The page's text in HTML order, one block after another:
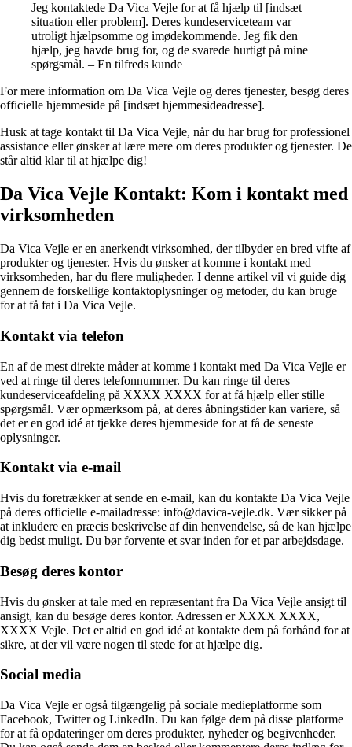
Jeg kontaktede Da Vica Vejle for at få hjælp til [indsæt
situation eller problem]. Deres kundeserviceteam var
utroligt hjælpsomme og imødekommende. Jeg fik den
hjælp, jeg havde brug for, og de svarede hurtigt på mine
spørgsmål. – En tilfreds kunde
For mere information om Da Vica Vejle og deres tjenester, besøg deres
officielle hjemmeside på [indsæt hjemmesideadresse].
Husk at tage kontakt til Da Vica Vejle, når du har brug for professionel
assistance eller ønsker at lære mere om deres produkter og tjenester. De
står altid klar til at hjælpe dig!
Da Vica Vejle Kontakt: Kom i kontakt med
virksomheden
Da Vica Vejle er en anerkendt virksomhed, der tilbyder en bred vifte af
produkter og tjenester. Hvis du ønsker at komme i kontakt med
virksomheden, har du flere muligheder. I denne artikel vil vi guide dig
gennem de forskellige kontaktoplysninger og metoder, du kan bruge
for at få fat i Da Vica Vejle.
Kontakt via telefon
En af de mest direkte måder at komme i kontakt med Da Vica Vejle er
ved at ringe til deres telefonnummer. Du kan ringe til deres
kundeserviceafdeling på XXXX XXXX for at få hjælp eller stille
spørgsmål. Vær opmærksom på, at deres åbningstider kan variere, så
det er en god idé at tjekke deres hjemmeside for at få de seneste
oplysninger.
Kontakt via e-mail
Hvis du foretrækker at sende en e-mail, kan du kontakte Da Vica Vejle
på deres officielle e-mailadresse: info@davica-vejle.dk. Vær sikker på
at inkludere en præcis beskrivelse af din henvendelse, så de kan hjælpe
dig bedst muligt. Du bør forvente et svar inden for et par arbejdsdage.
Besøg deres kontor
Hvis du ønsker at tale med en repræsentant fra Da Vica Vejle ansigt til
ansigt, kan du besøge deres kontor. Adressen er XXXX XXXX,
XXXX Vejle. Det er altid en god idé at kontakte dem på forhånd for at
sikre, at der vil være nogen til stede for at hjælpe dig.
Social media
Da Vica Vejle er også tilgængelig på sociale medieplatforme som
Facebook, Twitter og LinkedIn. Du kan følge dem på disse platforme
for at få opdateringer om deres produkter, nyheder og begivenheder.